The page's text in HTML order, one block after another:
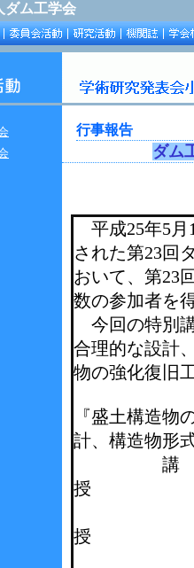
ダム工学会
行事報告
ダム
平成25年5月
された第23回
おいて、第23
数の参加者を
今回の特別
合理的な設計
物の強化復旧
『盛土構造物
計、構造物形
講 師 東
授
授